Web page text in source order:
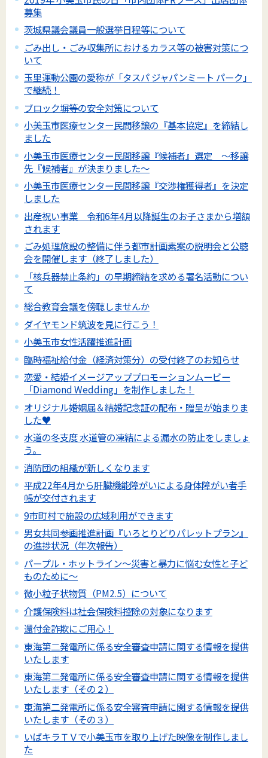
募集
茨城県議会議員一般選挙日程等について
ごみ出し・ごみ収集所におけるカラス等の被害対策につ
いて
玉里運動公園の愛称が「タスパ ジャパンミート パーク」
で継続！
ブロック塀等の安全対策について
小美玉市医療センター民間移譲の『基本協定』を締結し
ました
小美玉市医療センター民間移譲『候補者』選定 ～移譲
先『候補者』が決まりました～
小美玉市医療センター民間移譲『交渉権獲得者』を決定
しました
出産祝い事業 令和6年4月以降誕生のお子さまから増額
されます
ごみ処理施設の整備に伴う都市計画素案の説明会と公聴
会を開催します（終了しました）
「核兵器禁止条約」の早期締結を求める署名活動につい
て
総合教育会議を傍聴しませんか
ダイヤモンド筑波を見に行こう！
小美玉市女性活躍推進計画
臨時福祉給付金（経済対策分）の受付終了のお知らせ
恋愛・結婚イメージアッププロモーションムービー
「Diamond Wedding」を制作しました！
オリジナル婚姻届＆結婚記念証の配布・贈呈が始まりま
した♥
水道の冬支度 水道管の凍結による漏水の防止をしましょ
う。
消防団の組織が新しくなります
平成22年4月から肝臓機能障がいによる身体障がい者手
帳が交付されます
9市町村で施設の広域利用ができます
男女共同参画推進計画『いろとりどりパレットプラン』
の進捗状況（年次報告）
パープル・ホットライン～災害と暴力に悩む女性と子ど
ものために～
微小粒子状物質（PM2.5）について
介護保険料は社会保険料控除の対象になります
還付金詐欺にご用心！
東海第二発電所に係る安全審査申請に関する情報を提供
いたします
東海第二発電所に係る安全審査申請に関する情報を提供
いたします（その２）
東海第二発電所に係る安全審査申請に関する情報を提供
いたします（その３）
いばキラＴＶで小美玉市を取り上げた映像を制作しまし
た